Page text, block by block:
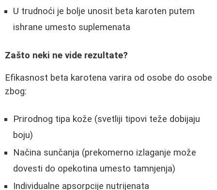
U trudnoći je bolje unosit beta karoten putem
ishrane umesto suplemenata
Zašto neki ne vide rezultate?
Efikasnost beta karotena varira od osobe do osobe
zbog:
Prirodnog tipa kože (svetliji tipovi teže dobijaju
boju)
Načina sunčanja (prekomerno izlaganje može
dovesti do opekotina umesto tamnjenja)
Individualne apsorpcije nutrijenata